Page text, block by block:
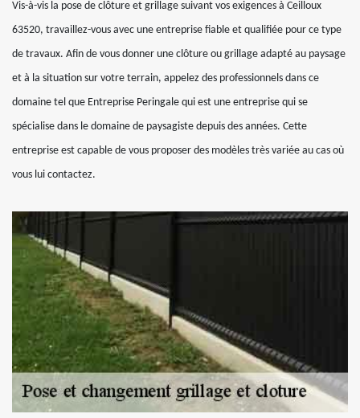
Vis-à-vis la pose de clôture et grillage suivant vos exigences à Ceilloux
63520, travaillez-vous avec une entreprise fiable et qualifiée pour ce type
de travaux. Afin de vous donner une clôture ou grillage adapté au paysage
et à la situation sur votre terrain, appelez des professionnels dans ce
domaine tel que Entreprise Peringale qui est une entreprise qui se
spécialise dans le domaine de paysagiste depuis des années. Cette
entreprise est capable de vous proposer des modèles très variée au cas où
vous lui contactez.